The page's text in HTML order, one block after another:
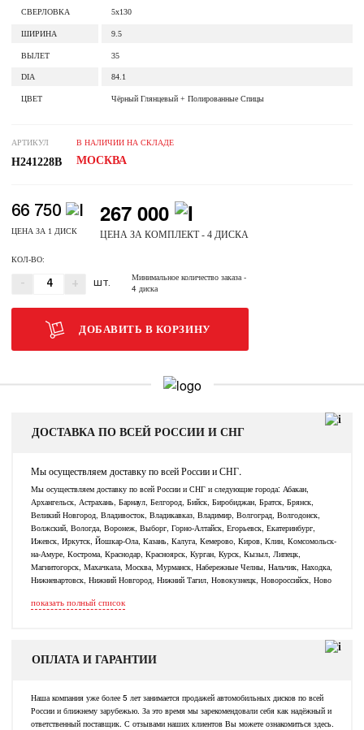
СВЕРЛОВКА 5x130
ШИРИНА 9.5
ВЫЛЕТ 35
DIA 84.1
ЦВЕТ Чёрный Глянцевый + Полированные Спицы
АРТИКУЛ
H241228B
В НАЛИЧИИ НА СКЛАДЕ
МОСКВА
66 750
ЦЕНА ЗА 1 ДИСК
267 000
ЦЕНА ЗА КОМПЛЕКТ - 4 ДИСКА
КОЛ-ВО:
- + ШТ.
Минимальное количество заказа-
4 диска
ДОБАВИТЬ В КОРЗИНУ
ДОСТАВКА ПО ВСЕЙ РОССИИ И СНГ
Мы осуществляем доставку по всей России и СНГ.
Мы осуществляем доставку по всей России и СНГ и следующие города: Абакан,
Архангельск, Астрахань, Барнаул, Белгород, Бийск, Биробиджан, Братск, Брянск,
Великий Новгород, Владивосток, Владикавказ, Владимир, Волгоград, Волгодонск,
Волжский, Вологда, Воронеж, Выборг, Горно-Алтайск, Егорьевск, Екатеринбург,
Ижевск, Иркутск, Йошкар-Ола, Казань, Калуга, Кемерово, Киров, Клин, Комсомольск-
на-Амуре, Кострома, Краснодар, Красноярск, Курган, Курск, Кызыл, Липецк,
Магнитогорск, Махачкала, Москва, Мурманск, Набережные Челны, Нальчик, Находка,
Нижневартовск, Нижний Новгород, Нижний Тагил, Новокузнецк, Новороссийск, Ново
показать полный список
ОПЛАТА И ГАРАНТИИ
Наша компания уже более 5 лет занимается продажей автомобильных дисков по всей
России и ближнему зарубежью. За это время мы зарекомендовали себя как надёжный и
ответственный поставщик. С отзывами наших клиентов Вы можете ознакомиться здесь.